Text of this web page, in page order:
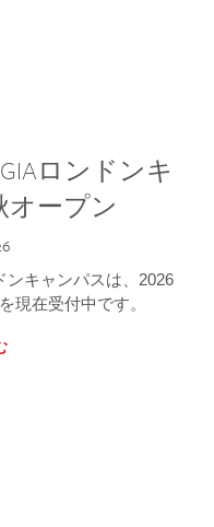
ロンドンキ
オープン
ンキャンパスは、2026
現在受付中です。